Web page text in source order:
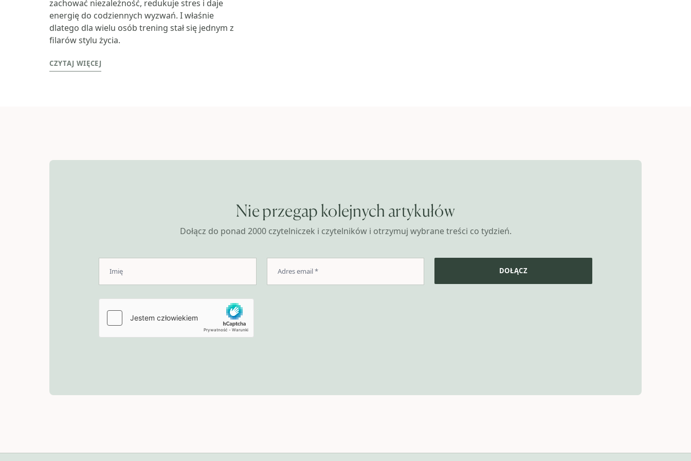
zachować niezależność, redukuje stres i daje
energię do codziennych wyzwań. I właśnie
dlatego dla wielu osób trening stał się jednym z
filarów stylu życia.
CZYTAJ WIĘCEJ
Nie przegap kolejnych artykułów
Dołącz do ponad 2000 czytelniczek i czytelników i otrzymuj wybrane treści co tydzień.